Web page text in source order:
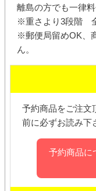
離島の方でも一律料
※重さより3段階
※郵便局留めOK、
ん。
予約商品をご注文
前に必ずお読み下
予約商品に